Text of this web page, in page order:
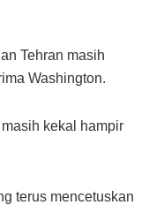
Tehran masih
Washington.
kekal hampir
terus mencetuskan